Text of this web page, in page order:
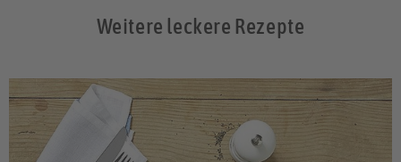
Weitere leckere Rezepte